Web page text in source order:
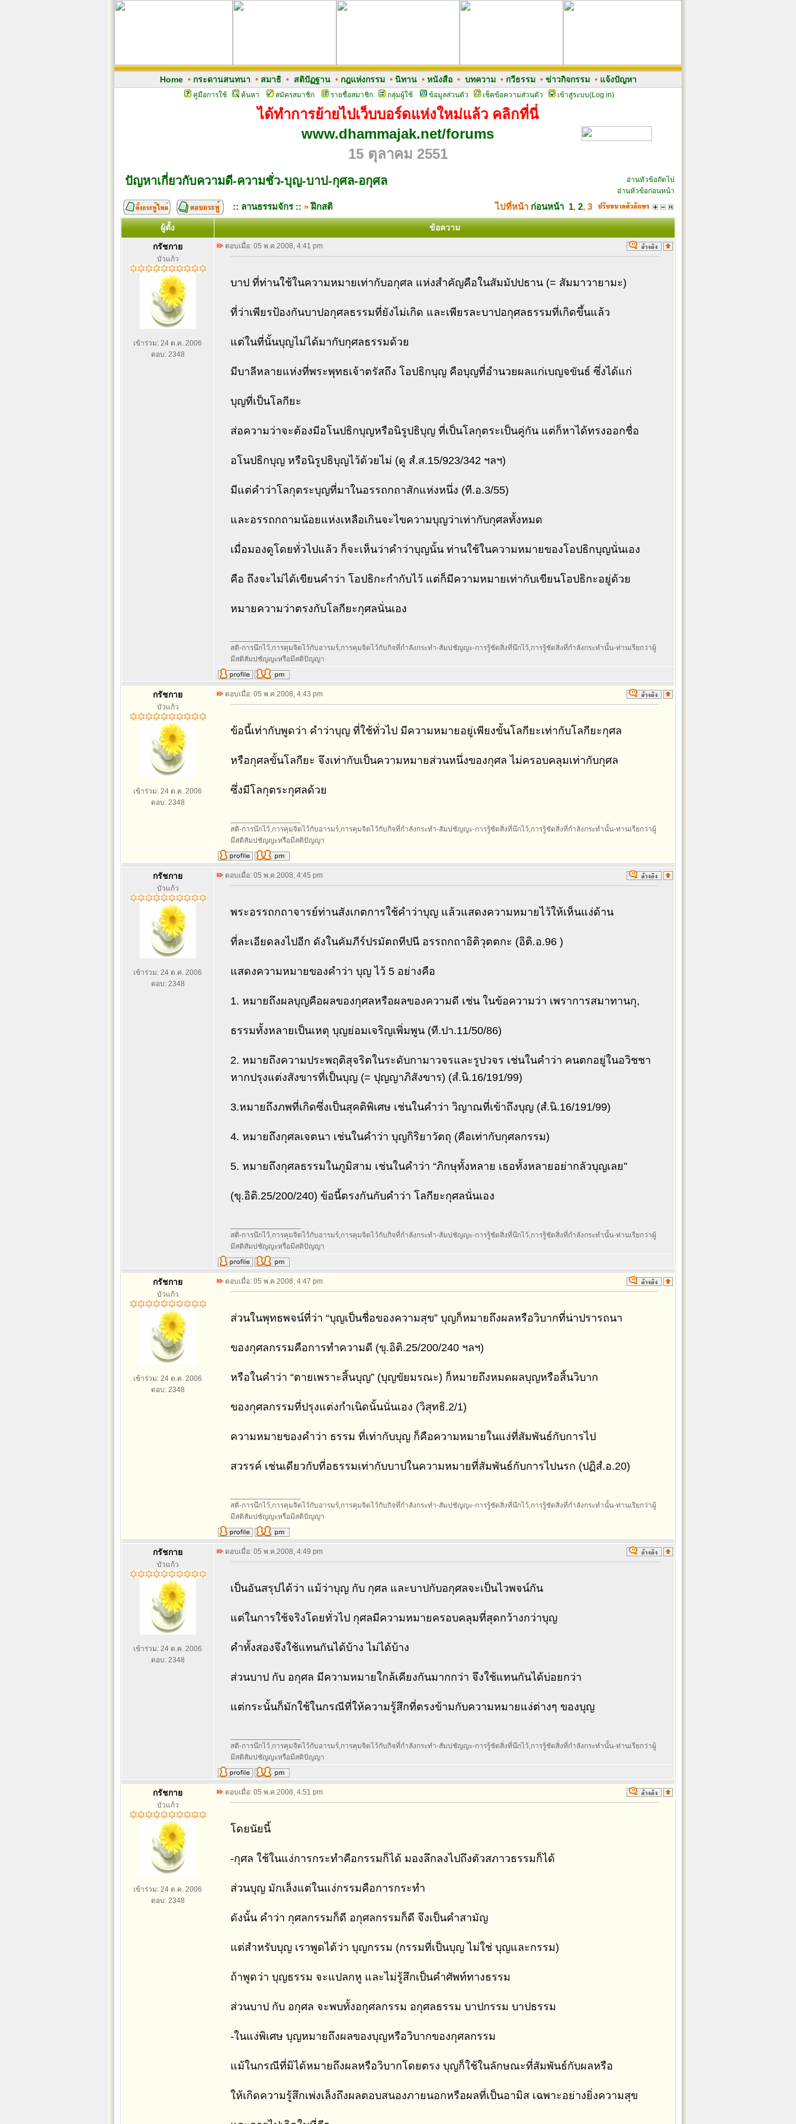
Home• กระดานสนทนา • สมาธิ• สติปัฏฐาน• กฎแห่งกรรม• นิทาน• หนังสือ• บทความ• กวีธรรม• ข่าวกิจกรรม• แจ้งปัญหา
คู่มือการใช้ ค้นหา สมัครสมาชิก รายชื่อสมาชิก กลุ่มผู้ใช้ ข้อมูลส่วนตัว เช็คข้อความส่วนตัว เข้าสู่ระบบ(Log in)
ได้ทำการย้ายไปเว็บบอร์ดแห่งใหม่แล้ว คลิกที่นี่
www.dhammajak.net/forums
15 ตุลาคม 2551
ปัญหาเกี่ยวกับความดี-ความชั่ว-บุญ-บาป-กุศล-อกุศล
อ่านหัวข้อถัดไป
อ่านหัวข้อก่อนหน้า
:: ลานธรรมจักร :: »ฝึกสติ ไปที่หน้า ก่อนหน้า 1, 2, 3
ผู้ตั้ง
ข้อความ
กรัชกาย
บัวแก้ว
เข้าร่วม: 24 ต.ค. 2006
ตอบ: 2348
ตอบเมื่อ: 05 พ.ค.2008, 4:41 pm
บาป ที่ท่านใช้ในความหมายเท่ากับอกุศล แห่งสำคัญคือในสัมมัปปธาน (= สัมมาวายามะ)
ที่ว่าเพียรป้องกันบาปอกุศลธรรมที่ยังไม่เกิด และเพียรละบาปอกุศลธรรมที่เกิดขึ้นแล้ว
แต่ในที่นั้นบุญไม่ได้มากับกุศลธรรมด้วย
มีบาลีหลายแห่งที่พระพุทธเจ้าตรัสถึง โอปธิกบุญ คือบุญที่อำนวยผลแก่เบญจขันธ์ ซึ่งได้แก่
บุญที่เป็นโลกียะ
ส่อความว่าจะต้องมีอโนปธิกบุญหรือนิรูปธิบุญ ที่เป็นโลกุตระเป็นคู่กัน แต่ก็หาได้ทรงออกชื่อ
อโนปธิกบุญ หรือนิรูปธิบุญไว้ด้วยไม่ (ดู สํ.ส.15/923/342 ฯลฯ)
มีแต่คำว่าโลกุตระบุญที่มาในอรรถกถาสักแห่งหนึ่ง (ที.อ.3/55)
และอรรถกถามน้อยแห่งเหลือเกินจะไขความบุญว่าเท่ากับกุศลทั้งหมด
เมื่อมองดูโดยทั่วไปแล้ว ก็จะเห็นว่าคำว่าบุญนั้น ท่านใช้ในความหมายของโอปธิกบุญนั่นเอง
คือ ถึงจะไม่ได้เขียนคำว่า โอปธิกะกำกับไว้ แต่ก็มีความหมายเท่ากับเขียนโอปธิกะอยู่ด้วย
หมายความว่าตรงกับโลกียะกุศลนั่นเอง
สติ-การนึกไว้,การคุมจิตไว้กับอารมร์,การคุมจิตไว้กับกิจที่กำลังกระทำ-สัมปชัญญะ-การรู้ชัดสิ่งที่นึกไว้,การรู้ชัดสิ่งที่กำลังกระทำนั้น-ท่านเรียกว่าผู้
มีสติสัมปชัญญะหรือมีสติปัญญา
กรัชกาย
บัวแก้ว
เข้าร่วม: 24 ต.ค. 2006
ตอบ: 2348
ตอบเมื่อ: 05 พ.ค.2008, 4:43 pm
ข้อนี้เท่ากับพูดว่า คำว่าบุญ ที่ใช้ทั่วไป มีความหมายอยู่เพียงขั้นโลกียะเท่ากับโลกียะกุศล
หรือกุศลขั้นโลกียะ จึงเท่ากับเป็นความหมายส่วนหนึ่งของกุศล ไม่ครอบคลุมเท่ากับกุศล
ซึ่งมีโลกุตระกุศลด้วย
สติ-การนึกไว้,การคุมจิตไว้กับอารมร์,การคุมจิตไว้กับกิจที่กำลังกระทำ-สัมปชัญญะ-การรู้ชัดสิ่งที่นึกไว้,การรู้ชัดสิ่งที่กำลังกระทำนั้น-ท่านเรียกว่าผู้
มีสติสัมปชัญญะหรือมีสติปัญญา
กรัชกาย
บัวแก้ว
เข้าร่วม: 24 ต.ค. 2006
ตอบ: 2348
ตอบเมื่อ: 05 พ.ค.2008, 4:45 pm
พระอรรถกถาจารย์ท่านสังเกตการใช้คำว่าบุญ แล้วแสดงความหมายไว้ให้เห็นแง่ด้าน
ที่ละเอียดลงไปอีก ดังในคัมภีร์ปรมัตถทีปนี อรรถกถาอิติวุตตกะ (อิติ.อ.96 )
แสดงความหมายของคำว่า บุญ ไว้ 5 อย่างคือ
1. หมายถึงผลบุญคือผลของกุศลหรือผลของความดี เช่น ในข้อความว่า เพราการสมาทานกุ,
ธรรมทั้งหลายเป็นเหตุ บุญย่อมเจริญเพิ่มพูน (ที.ปา.11/50/86)
2. หมายถึงความประพฤติสุจริตในระดับกามาวจรและรูปวจร เช่นในคำว่า คนตกอยู่ในอวิชชา
หากปรุงแต่งสังขารที่เป็นบุญ (= ปุญญาภิสังขาร) (สํ.นิ.16/191/99)
3.หมายถึงภพที่เกิดซึ่งเป็นสุคติพิเศษ เช่นในคำว่า วิญาณที่เข้าถึงบุญ (สํ.นิ.16/191/99)
4. หมายถึงกุศลเจตนา เช่นในคำว่า บุญกิริยาวัตถุ (คือเท่ากับกุศลกรรม)
5. หมายถึงกุศลธรรมในภูมิสาม เช่นในคำว่า “ภิกษุทั้งหลาย เธอทั้งหลายอย่ากลัวบุญเลย”
(ขุ.อิติ.25/200/240) ข้อนี้ตรงกันกับคำว่า โลกียะกุศลนั่นเอง
สติ-การนึกไว้,การคุมจิตไว้กับอารมร์,การคุมจิตไว้กับกิจที่กำลังกระทำ-สัมปชัญญะ-การรู้ชัดสิ่งที่นึกไว้,การรู้ชัดสิ่งที่กำลังกระทำนั้น-ท่านเรียกว่าผู้
มีสติสัมปชัญญะหรือมีสติปัญญา
กรัชกาย
บัวแก้ว
เข้าร่วม: 24 ต.ค. 2006
ตอบ: 2348
ตอบเมื่อ: 05 พ.ค.2008, 4:47 pm
ส่วนในพุทธพจน์ที่ว่า “บุญเป็นชื่อของความสุข” บุญก็หมายถึงผลหรือวิบากที่น่าปรารถนา
ของกุศลกรรมคือการทำความดี (ขุ.อิติ.25/200/240 ฯลฯ)
หรือในคำว่า “ตายเพราะสิ้นบุญ” (บุญขัยมรณะ) ก็หมายถึงหมดผลบุญหรือสิ้นวิบาก
ของกุศลกรรมที่ปรุงแต่งกำเนิดนั้นนั่นเอง (วิสุทธิ.2/1)
ความหมายของคำว่า ธรรม ที่เท่ากับบุญ ก็คือความหมายในแง่ที่สัมพันธ์กับการไป
สวรรค์ เช่นเดียวกับที่อธรรมเท่ากับบาปในความหมายที่สัมพันธ์กับการไปนรก (ปฏิสํ.อ.20)
สติ-การนึกไว้,การคุมจิตไว้กับอารมร์,การคุมจิตไว้กับกิจที่กำลังกระทำ-สัมปชัญญะ-การรู้ชัดสิ่งที่นึกไว้,การรู้ชัดสิ่งที่กำลังกระทำนั้น-ท่านเรียกว่าผู้
มีสติสัมปชัญญะหรือมีสติปัญญา
กรัชกาย
บัวแก้ว
เข้าร่วม: 24 ต.ค. 2006
ตอบ: 2348
ตอบเมื่อ: 05 พ.ค.2008, 4:49 pm
เป็นอันสรุปได้ว่า แม้ว่าบุญ กับ กุศล และบาปกับอกุศลจะเป็นไวพจน์กัน
แต่ในการใช้จริงโดยทั่วไป กุศลมีความหมายครอบคลุมที่สุดกว้างกว่าบุญ
คำทั้งสองจึงใช้แทนกันได้บ้าง ไม่ได้บ้าง
ส่วนบาป กับ อกุศล มีความหมายใกล้เคียงกันมากกว่า จึงใช้แทนกันได้บ่อยกว่า
แต่กระนั้นก็มักใช้ในกรณีที่ให้ความรู้สึกที่ตรงข้ามกับความหมายแง่ต่างๆ ของบุญ
สติ-การนึกไว้,การคุมจิตไว้กับอารมร์,การคุมจิตไว้กับกิจที่กำลังกระทำ-สัมปชัญญะ-การรู้ชัดสิ่งที่นึกไว้,การรู้ชัดสิ่งที่กำลังกระทำนั้น-ท่านเรียกว่าผู้
มีสติสัมปชัญญะหรือมีสติปัญญา
กรัชกาย
บัวแก้ว
เข้าร่วม: 24 ต.ค. 2006
ตอบ: 2348
ตอบเมื่อ: 05 พ.ค.2008, 4:51 pm
โดยนัยนี้
-กุศล ใช้ในแง่การกระทำคือกรรมก็ได้ มองลึกลงไปถึงตัวสภาวธรรมก็ได้
ส่วนบุญ มักเล็งแต่ในแง่กรรมคือการกระทำ
ดังนั้น คำว่า กุศลกรรมก็ดี อกุศลกรรมก็ดี จึงเป็นคำสามัญ
แต่สำหรับบุญ เราพูดได้ว่า บุญกรรม (กรรมที่เป็นบุญ ไม่ใช่ บุญและกรรม)
ถ้าพูดว่า บุญธรรม จะแปลกหู และไม่รู้สึกเป็นคำศัพท์ทางธรรม
ส่วนบาป กับ อกุศล จะพบทั้งอกุศลกรรม อกุศลธรรม บาปกรรม บาปธรรม
-ในแง่พิเศษ บุญหมายถึงผลของบุญหรือวิบากของกุศลกรรม
แม้ในกรณีที่มิได้หมายถึงผลหรือวิบากโดยตรง บุญก็ใช้ในลักษณะที่สัมพันธ์กับผลหรือ
ให้เกิดความรู้สึกเพ่งเล็งถึงผลตอบสนองภายนอกหรือผลที่เป็นอามิส เฉพาะอย่างยิ่งความสุข